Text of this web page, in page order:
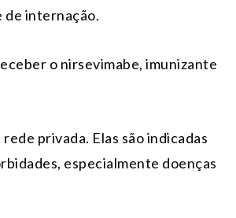
de internação.
o nirsevimabe, imunizante
privada. Elas são indicadas
especialmente doenças